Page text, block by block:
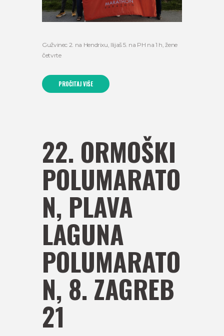
Gužvinec 2. na Hendrixu, Ilijaš 5. na PH na 1 h, žene
četvrte
PROČITAJ VIŠE
22. ORMOŠKI
POLUMARATO
N, PLAVA
LAGUNA
POLUMARATO
N, 8. ZAGREB
21